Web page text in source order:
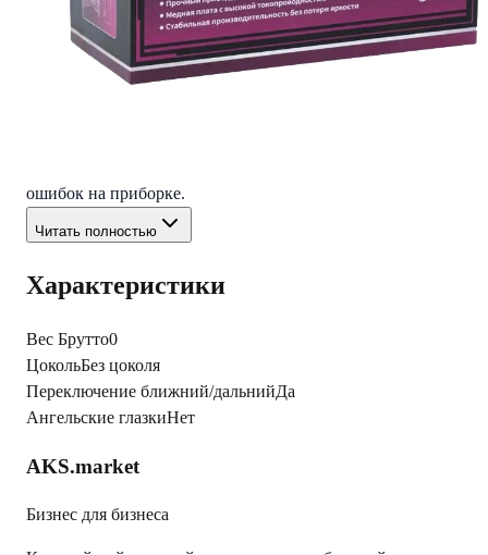
2. Высокая яркость — 5500lm ближнего и 5800lm дальнего
света создают чёткое и равномерное освещение дороги.
3. Чёткая светотеневая граница — комфорт для глаз,
отсутствие бликов встречным водителям.
ошибок на приборке.
Читать полностью
Характеристики
Вес Брутто0
ЦокольБез цоколя
Переключение ближний/дальнийДа
Ангельские глазкиНет
AKS.market
Бизнес для бизнеса